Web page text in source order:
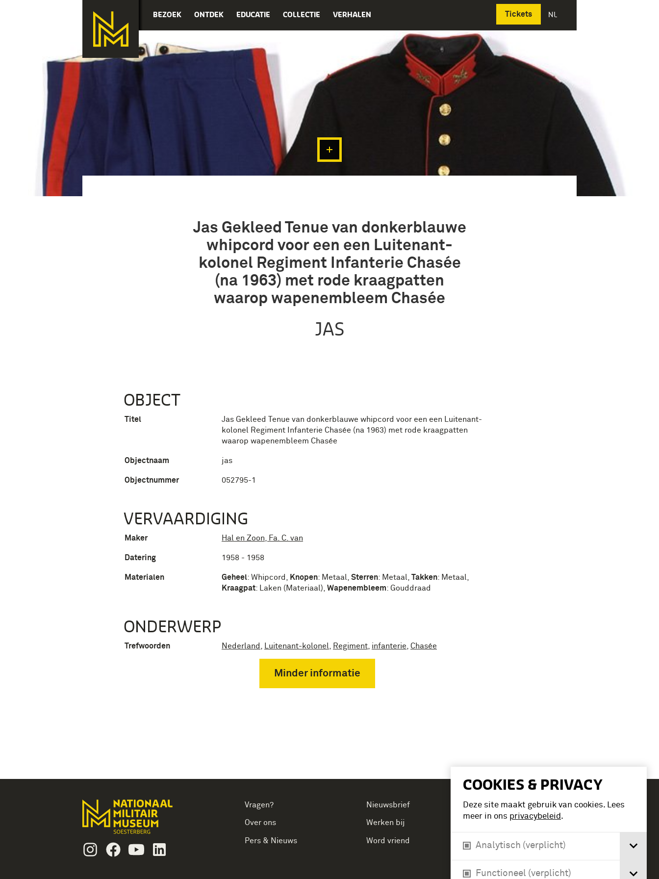
BEZOEK ONTDEK EDUCATIE COLLECTIE VERHALEN Tickets NL
Deutsch
COOKIES & PRIVACY
Deze site maakt gebruik van cookies. Lees
meer in ons privacybeleid.
Analytisch (verplicht)
Functioneel (verplicht)
Jas Gekleed Tenue van donkerblauwe
whipcord voor een een Luitenant-
kolonel Regiment Infanterie Chasée
(na 1963) met rode kraagpatten
waarop wapenembleem Chasée
JAS
OBJECT
Titel
Jas Gekleed Tenue van donkerblauwe whipcord voor een een Luitenant-
kolonel Regiment Infanterie Chasée (na 1963) met rode kraagpatten
waarop wapenembleem Chasée
Objectnaam jas
Objectnummer 052795-1
VERVAARDIGING
Maker Hal en Zoon, Fa. C. van
Datering 1958 - 1958
Materialen Geheel: Whipcord Knopen: Metaal Sterren: Metaal Takken: Metaal
Kraagpat: Laken (Materiaal) Wapenembleem: Gouddraad
ONDERWERP
Trefwoorden Nederland Luitenant-kolonel Regiment infanterie Chasée
Minder informatie
InstagramFacebookYoutube
Vragen?
Over ons
Pers & Nieuws
Nieuwsbrief
Werken bij
Word vriend
Tickets
Verlengde Paltzerweg 1